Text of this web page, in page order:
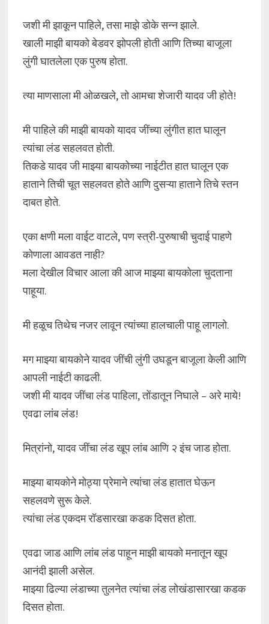
जशी मी झाकून पाहिले, तसा माझे डोके सन्न झाले.
खाली माझी बायको बेडवर झोपली होती आणि तिच्या बाजूला
लुंगी घातलेला एक पुरुष होता.
त्या माणसाला मी ओळखले, तो आमचा शेजारी यादव जी होते!
मी पाहिले की माझी बायको यादव जींच्या लुंगीत हात घालून
त्यांचा लंड सहलवत होती.
तिकडे यादव जी माझ्या बायकोच्या नाईटीत हात घालून एक
हाताने तिची चूत सहलवत होते आणि दुसऱ्या हाताने तिचे स्तन
दाबत होते.
एका क्षणी मला वाईट वाटले, पण स्त्री-पुरुषाची चुदाई पाहणे
कोणाला आवडत नाही?
मला देखील विचार आला की आज माझ्या बायकोला चुदताना
पाहूया.
मी हळूच तिथेच नजर लावून त्यांच्या हालचाली पाहू लागलो.
मग माझ्या बायकोने यादव जींची लुंगी उघडून बाजूला केली आणि
आपली नाईटी काढली.
जशी मी यादव जींचा लंड पाहिला, तोंडातून निघाले – अरे माये!
एवढा लांब लंड!
मित्रांनो, यादव जींचा लंड खूप लांब आणि २ इंच जाड होता.
माझ्या बायकोने मोठ्या प्रेमाने त्यांचा लंड हातात घेऊन
सहलवणे सुरू केले.
त्यांचा लंड एकदम रॉडसारखा कडक दिसत होता.
एवढा जाड आणि लांब लंड पाहून माझी बायको मनातून खूप
आनंदी झाली असेल.
माझ्या ढिल्या लंडाच्या तुलनेत त्यांचा लंड लोखंडासारखा कडक
दिसत होता.